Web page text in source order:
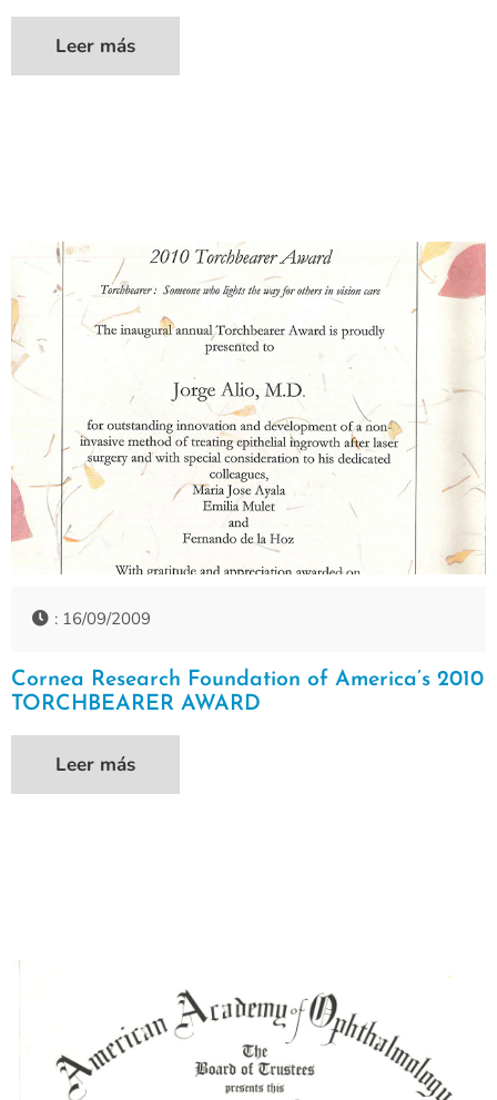
Leer más
: 16/09/2009
Cornea Research Foundation of America’s 2010
TORCHBEARER AWARD
Leer más